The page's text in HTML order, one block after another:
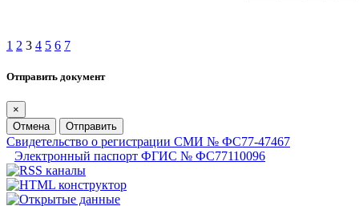
1 2 3 4 5 6 7
Отправить документ
×
Отмена
Отправить
Свидетельство о регистрации СМИ № ФС77-47467
Электронный паспорт ФГИС № ФС77110096